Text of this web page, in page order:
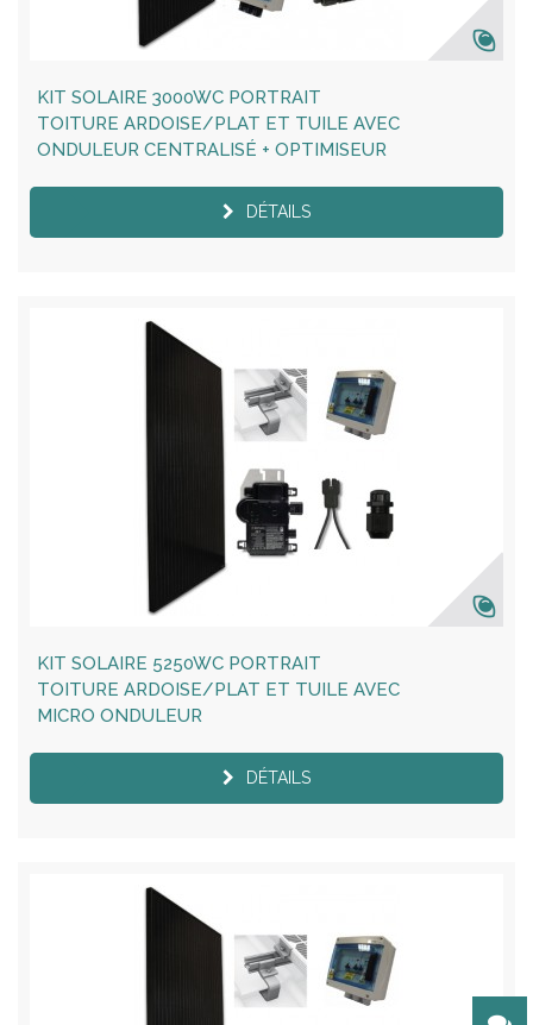
KIT SOLAIRE 3000WC PORTRAIT
TOITURE ARDOISE/PLAT ET TUILE AVEC
ONDULEUR CENTRALISÉ + OPTIMISEUR
DÉTAILS
KIT SOLAIRE 5250WC PORTRAIT
TOITURE ARDOISE/PLAT ET TUILE AVEC
MICRO ONDULEUR
DÉTAILS